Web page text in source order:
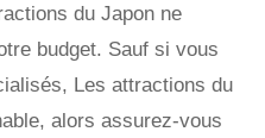
du Japon ne
budget. Sauf si vous
Les attractions du
alors assurez-vous